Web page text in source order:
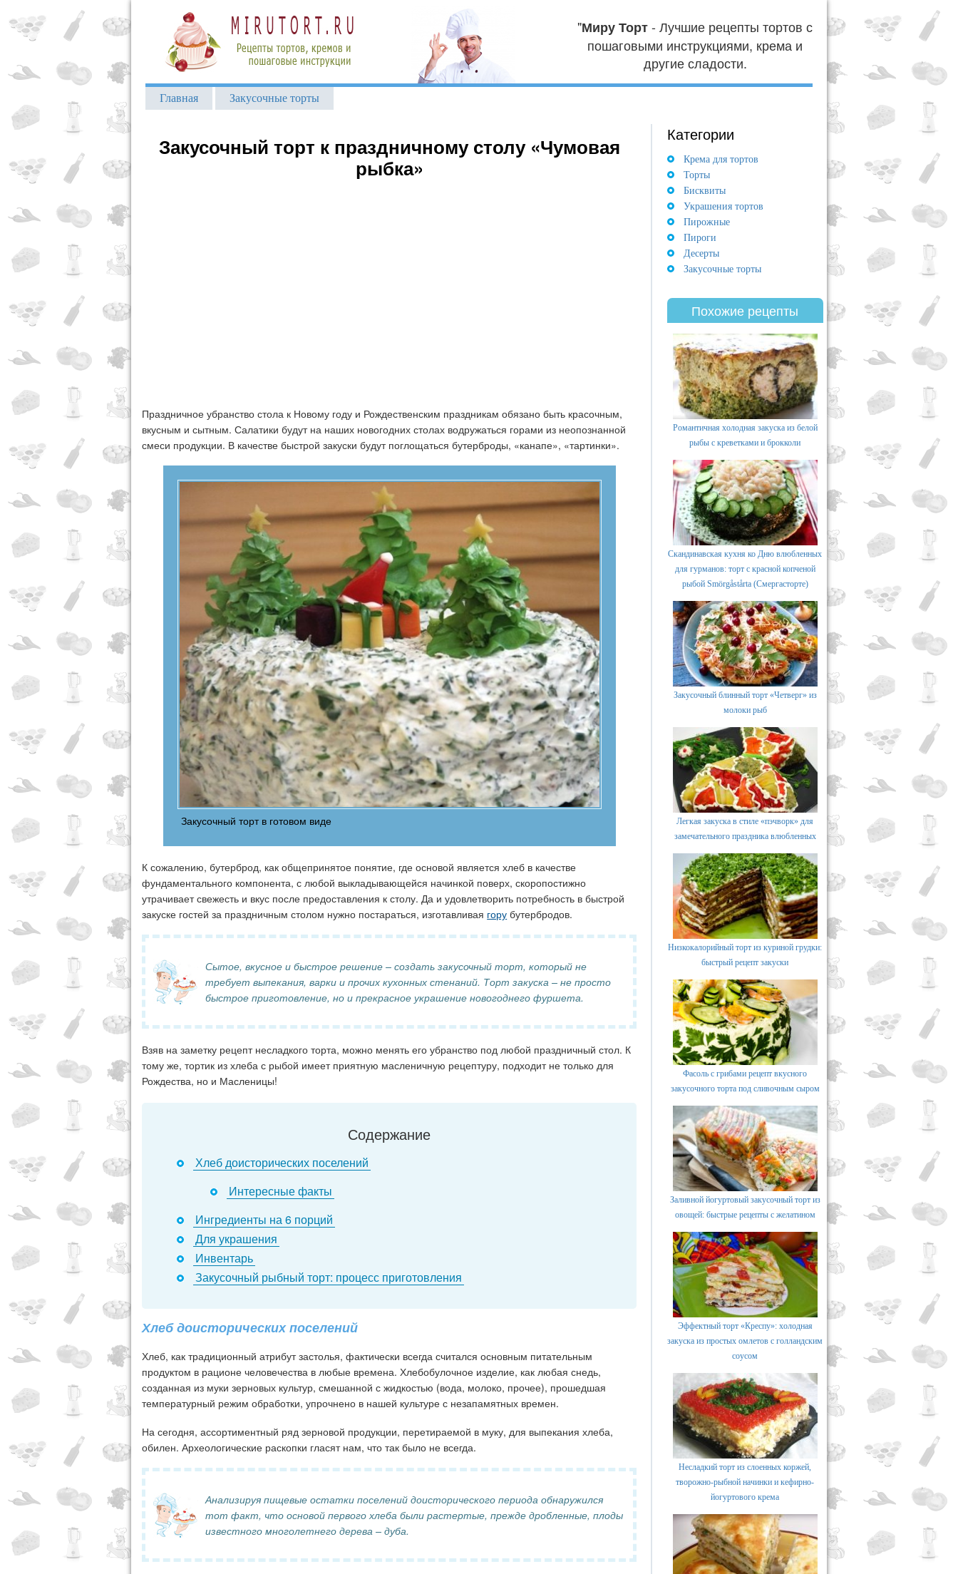
"Миру Торт- Лучшие рецепты тортов с
пошаговыми инструкциями, крема и
другие сладости.
Главная Закусочные торты
Закусочный торт к праздничному столу «Чумовая
рыбка»
Праздничное убранство стола к Новому году и Рождественским праздникам обязано быть красочным,
вкусным и сытным. Салатики будут на наших новогодних столах водружаться горами из неопознанной
смеси продукции. В качестве быстрой закуски будут поглощаться бутерброды, «канапе», «тартинки».
Закусочный торт в готовом виде
К сожалению, бутерброд, как общепринятое понятие, где основой является хлеб в качестве
фундаментального компонента, с любой выкладывающейся начинкой поверх, скоропостижно
утрачивает свежесть и вкус после предоставления к столу. Да и удовлетворить потребность в быстрой
закуске гостей за праздничным столом нужно постараться, изготавливая гору бутербродов.
Сытое, вкусное и быстрое решение – создать закусочный торт, который не
требует выпекания, варки и прочих кухонных стенаний. Торт закуска – не просто
быстрое приготовление, но и прекрасное украшение новогоднего фуршета.
Взяв на заметку рецепт несладкого торта, можно менять его убранство под любой праздничный стол. К
тому же, тортик из хлеба с рыбой имеет приятную масленичную рецептуру, подходит не только для
Рождества, но и Масленицы!
Содержание
Хлеб доисторических поселений
Интересные факты
Ингредиенты на 6 порций
Для украшения
Инвентарь
Закусочный рыбный торт: процесс приготовления
Хлеб доисторических поселений
Хлеб, как традиционный атрибут застолья, фактически всегда считался основным питательным
продуктом в рационе человечества в любые времена. Хлебобулочное изделие, как любая снедь,
созданная из муки зерновых культур, смешанной с жидкостью (вода, молоко, прочее), прошедшая
температурный режим обработки, упрочнено в нашей культуре с незапамятных времен.
На сегодня, ассортиментный ряд зерновой продукции, перетираемой в муку, для выпекания хлеба,
обилен. Археологические раскопки гласят нам, что так было не всегда.
Анализируя пищевые остатки поселений доисторического периода обнаружился
тот факт, что основой первого хлеба были растертые, прежде дробленные, плоды
известного многолетнего дерева – дуба.
Категории
Крема для тортов
Торты
Бисквиты
Украшения тортов
Пирожные
Пироги
Десерты
Закусочные торты
Похожие рецепты
Романтичная холодная закуска из белой
рыбы с креветками и брокколи
Скандинавская кухня ко Дню влюбленных
для гурманов: торт с красной копченой
рыбой Smörgåstårta (Смергасторте)
Закусочный блинный торт «Четверг» из
молоки рыб
Легкая закуска в стиле «пэчворк» для
замечательного праздника влюбленных
Низкокалорийный торт из куриной грудки:
быстрый рецепт закуски
Фасоль с грибами рецепт вкусного
закусочного торта под сливочным сыром
Заливной йогуртовый закусочный торт из
овощей: быстрые рецепты с желатином
Эффектный торт «Креспу»: холодная
закуска из простых омлетов с голландским
соусом
Несладкий торт из слоенных коржей,
творожно-рыбной начинки и кефирно-
йогуртового крема